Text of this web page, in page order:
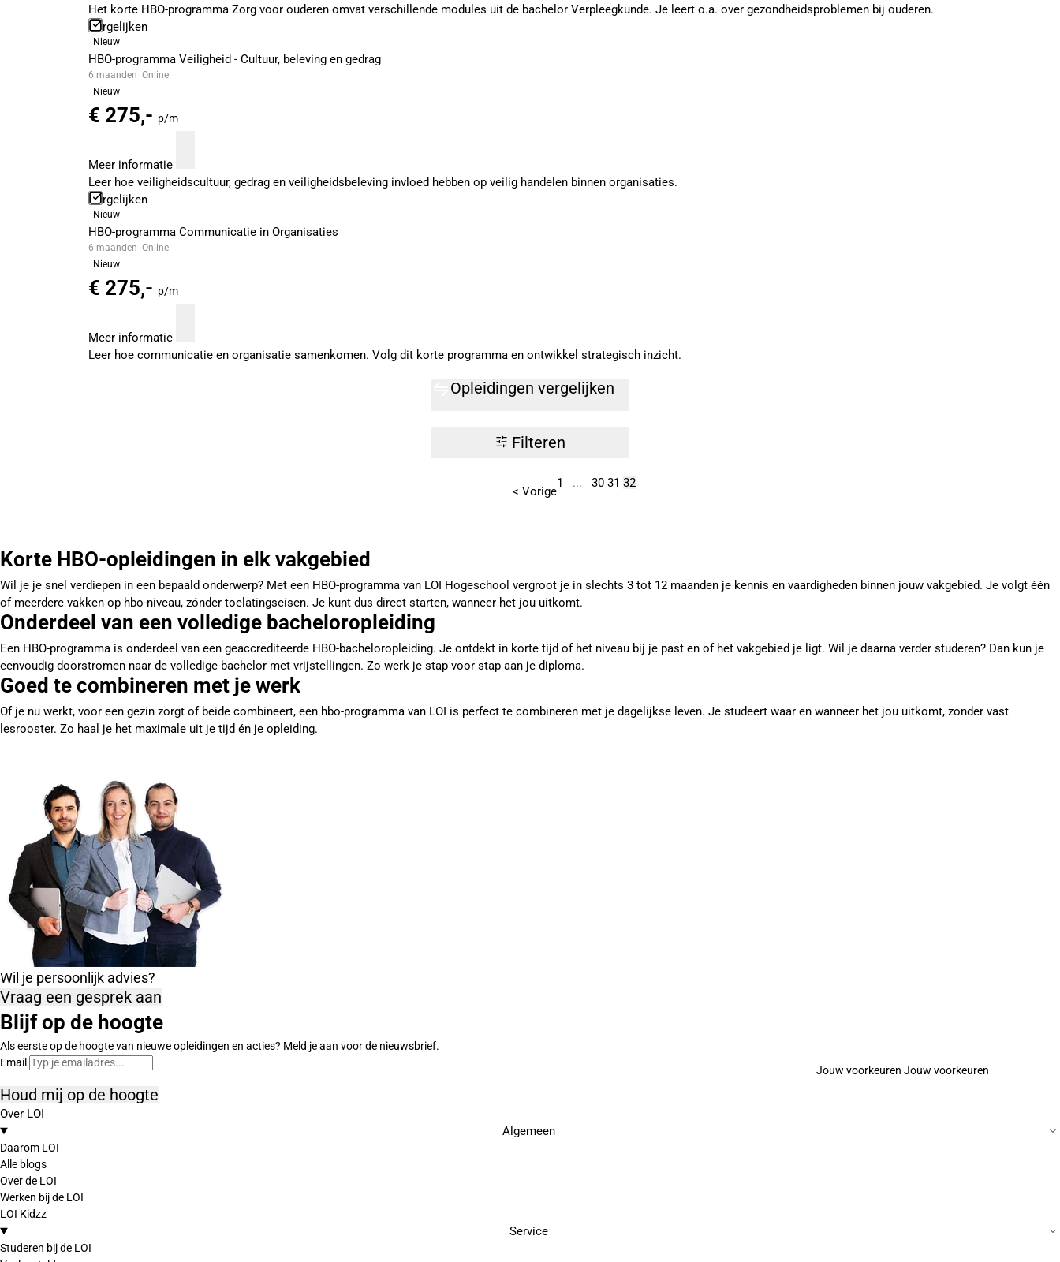
Het korte HBO-programma Zorg voor ouderen omvat verschillende modules uit de bachelor Verpleegkunde. Je leert o.a. over gezondheidsproblemen bij ouderen.
Vergelijken
Nieuw
HBO-programma Veiligheid - Cultuur, beleving en gedrag
6 maanden Online
Nieuw
€ 275,- p/m
Meer informatie
Leer hoe veiligheidscultuur, gedrag en veiligheidsbeleving invloed hebben op veilig handelen binnen organisaties.
Vergelijken
Nieuw
HBO-programma Communicatie in Organisaties
6 maanden Online
Nieuw
€ 275,- p/m
Meer informatie
Leer hoe communicatie en organisatie samenkomen. Volg dit korte programma en ontwikkel strategisch inzicht.
Opleidingen vergelijken
Filteren
< Vorige
1 ... 30 31 32
Korte HBO-opleidingen in elk vakgebied
Wil je je snel verdiepen in een bepaald onderwerp? Met een HBO-programma van LOI Hogeschool vergroot je in slechts 3 tot 12 maanden je kennis en vaardigheden binnen jouw vakgebied. Je volgt één
of meerdere vakken op hbo-niveau, zónder toelatingseisen. Je kunt dus direct starten, wanneer het jou uitkomt.
Onderdeel van een volledige bacheloropleiding
Een HBO-programma is onderdeel van een geaccrediteerde HBO-bacheloropleiding. Je ontdekt in korte tijd of het niveau bij je past en of het vakgebied je ligt. Wil je daarna verder studeren? Dan kun je
eenvoudig doorstromen naar de volledige bachelor met vrijstellingen. Zo werk je stap voor stap aan je diploma.
Goed te combineren met je werk
Of je nu werkt, voor een gezin zorgt of beide combineert, een hbo-programma van LOI is perfect te combineren met je dagelijkse leven. Je studeert waar en wanneer het jou uitkomt, zonder vast
lesrooster. Zo haal je het maximale uit je tijd én je opleiding.
Wil je persoonlijk advies?
Vraag een gesprek aan
Blijf op de hoogte
Als eerste op de hoogte van nieuwe opleidingen en acties? Meld je aan voor de nieuwsbrief.
Email
Jouw voorkeuren
Houd mij op de hoogte
Over LOI
Algemeen
Daarom LOI
Alle blogs
Over de LOI
Werken bij de LOI
LOI Kidzz
Service
Studeren bij de LOI